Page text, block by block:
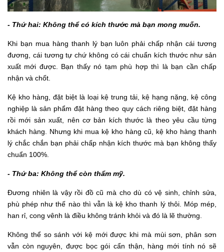
- Thứ hai: Không thể có kích thước mà bạn mong muốn.
Khi bạn mua hàng thanh lý bạn luôn phải chấp nhận cái tương
đương, cái tương tự chứ không có cái chuẩn kích thước như sản
xuất mới được. Bạn thấy nó tạm phù hợp thì là bạn cần chấp
nhận và chốt.
Kệ kho hàng, đặt biệt là loại kệ trung tải, kệ hạng nặng, kệ công
nghiệp là sản phẩm đặt hàng theo quy cách riêng biệt, đặt hàng
rồi mới sản xuất, nên cơ bản kích thước là theo yêu cầu từng
khách hàng. Nhưng khi mua kệ kho hàng cũ, kệ kho hàng thanh
lý chắc chắn bạn phải chấp nhận kích thước mà bạn không thấy
chuẩn 100%.
- Thứ ba: Không thể còn thẩm mỹ.
Đương nhiên là vậy rồi đồ cũ mà cho dù có vệ sinh, chỉnh sửa,
phù phép như thế nào thì vẫn là kệ kho thanh lý thôi. Móp mép,
han rỉ, cong vênh là điều không tránh khỏi và đó là lẽ thường.
Không thể so sánh với kệ mới được khi mà mùi sơn, phân sơn
vẫn còn nguyên, được bọc gói cẩn thận, hàng mới tính nó sẽ